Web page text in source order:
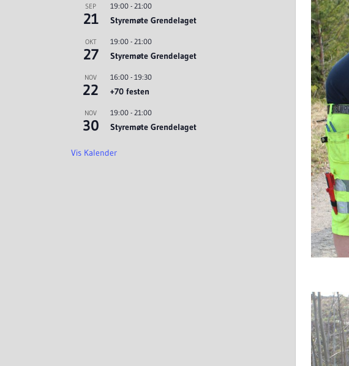
SEP
21
19:00 - 21:00
Styremøte Grendelaget
OKT
27
19:00 - 21:00
Styremøte Grendelaget
NOV
22
16:00 - 19:30
+70 festen
NOV
30
19:00 - 21:00
Styremøte Grendelaget
Vis Kalender